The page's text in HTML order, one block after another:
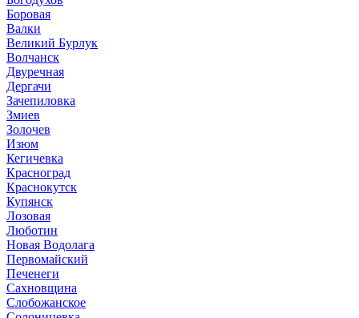
Боровая
Валки
Великий Бурлук
Волчанск
Двуречная
Дергачи
Зачепиловка
Змиев
Золочев
Изюм
Кегичевка
Красноград
Краснокутск
Купянск
Лозовая
Люботин
Новая Водолага
Первомайский
Печенеги
Сахновщина
Слобожанское